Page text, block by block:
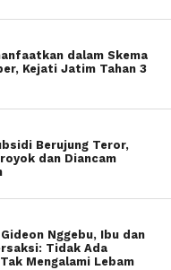
dalam Skema
Kejati Jatim Tahan 3
Berujung Teror,
dan Diancam
Nggebu, Ibu dan
Tidak Ada
Mengalami Lebam